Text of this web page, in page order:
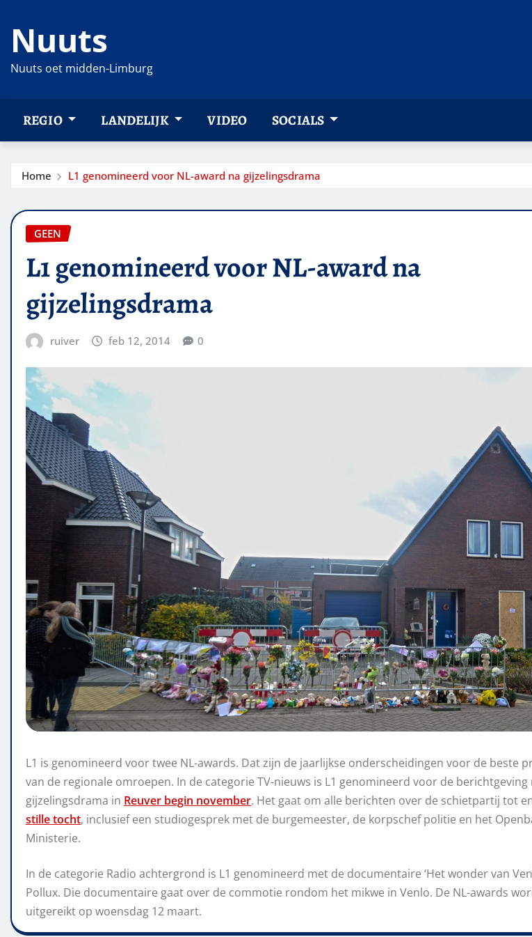
naar
inhoud
Nuuts
Nuuts oet midden-Limburg
REGIO LANDELIJK VIDEO SOCIALS
Home L1 genomineerd voor NL-award na gijzelingsdrama
GEEN
L1 genomineerd voor NL-award na
gijzelingsdrama
ruiver feb 12, 2014 0
L1 is genomineerd voor twee NL-awards. Dat zijn de jaarlijkse onderscheidingen voor de beste
van de regionale omroepen. In de categorie TV-nieuws is L1 genomineerd voor de
gijzelingsdrama in Reuver begin november. Het gaat om alle berichten over de schietpartij tot
stille tocht, inclusief een studiogesprek met de burgemeester, de korpschef politie en het
Ministerie.
In de categorie Radio achtergrond is L1 genomineerd met de documentaire ‘Het wonder van
Pollux. Die documentaire gaat over de commotie rondom het mikwe in Venlo. De NL-awards
uitgereikt op woensdag 12 maart.